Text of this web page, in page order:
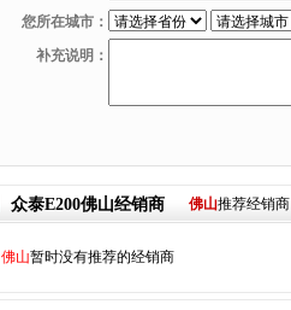
您所在城市：
补充说明：
众泰E200佛山经销商 佛山推荐经销商
佛山暂时没有推荐的经销商